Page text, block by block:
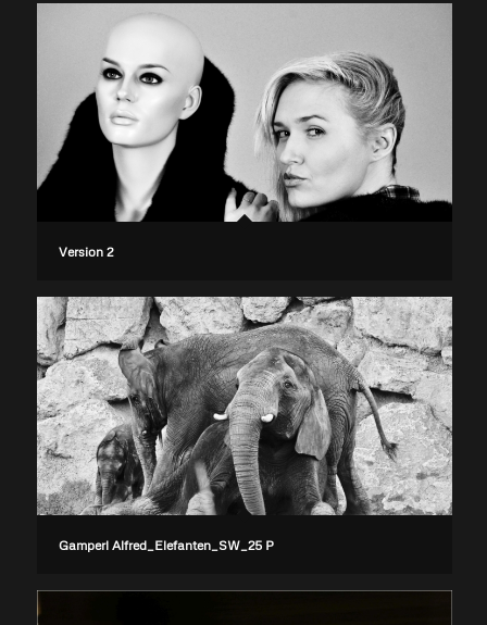
Version 2
Gamperl Alfred_Elefanten_SW_25 P